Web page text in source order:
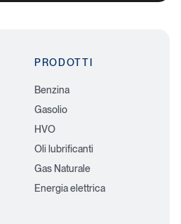
PRODOTTI
Benzina
Gasolio
HVO
Oli lubrificanti
Gas Naturale
Energia elettrica